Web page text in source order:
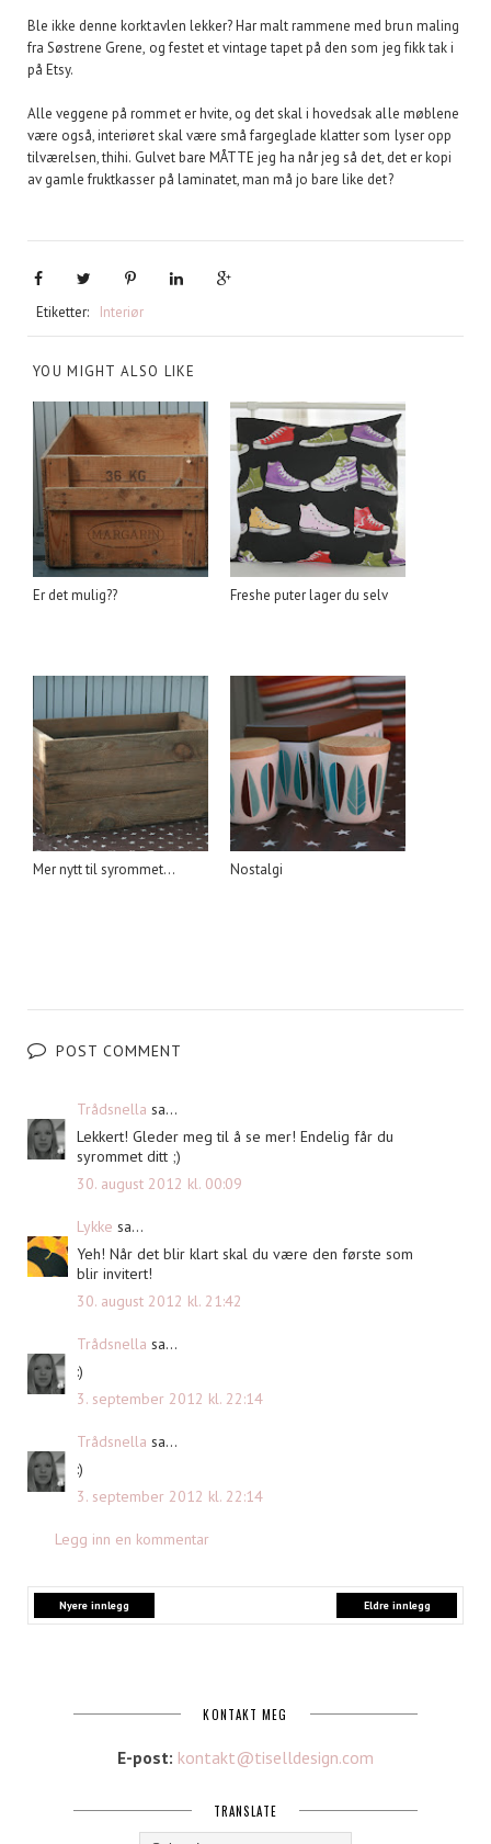
Ble ikke denne korktavlen lekker? Har malt rammene med brun maling
fra Søstrene Grene, og festet et vintage tapet på den som jeg fikk tak i
på Etsy.
Alle veggene på rommet er hvite, og det skal i hovedsak alle møblene
være også, interiøret skal være små fargeglade klatter som lyser opp
tilværelsen, thihi. Gulvet bare MÅTTE jeg ha når jeg så det, det er kopi
av gamle fruktkasser på laminatet, man må jo bare like det?
Etiketter: Interiør
YOU MIGHT ALSO LIKE
Er det mulig?? Freshe puter lager du selv
Mer nytt til syrommet... Nostalgi
POST COMMENT
Trådsnella sa...
Lekkert! Gleder meg til å se mer! Endelig får du
syrommet ditt ;)
30. august 2012 kl. 00:09
Lykke sa...
Yeh! Når det blir klart skal du være den første som
blir invitert!
30. august 2012 kl. 21:42
Trådsnella sa...
:)
3. september 2012 kl. 22:14
Trådsnella sa...
:)
3. september 2012 kl. 22:14
Legg inn en kommentar
Nyere innlegg Eldre innlegg
KONTAKT MEG
E-post: kontakt@tiselldesign.com
TRANSLATE